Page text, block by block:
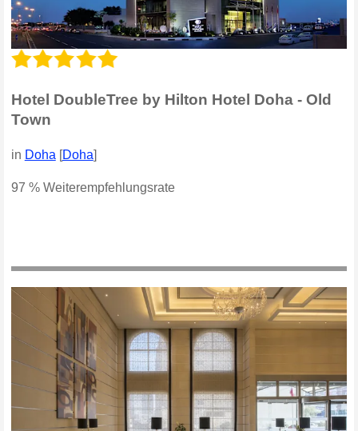
Hotel DoubleTree by Hilton Hotel Doha - Old
Town
in Doha [Doha]
97 % Weiterempfehlungsrate